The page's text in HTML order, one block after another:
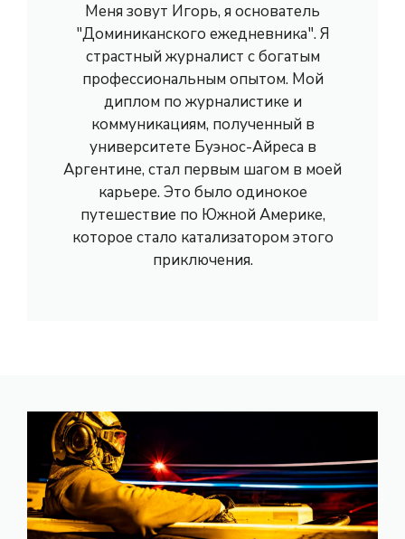
Меня зовут Игорь, я основатель
"Доминиканского ежедневника". Я
страстный журналист с богатым
профессиональным опытом. Мой
диплом по журналистике и
коммуникациям, полученный в
университете Буэнос-Айреса в
Аргентине, стал первым шагом в моей
карьере. Это было одинокое
путешествие по Южной Америке,
которое стало катализатором этого
приключения.